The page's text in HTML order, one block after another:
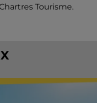
Tourisme.